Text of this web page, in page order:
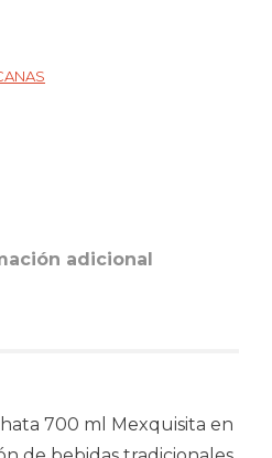
adicional
700 ml Mexquisita en